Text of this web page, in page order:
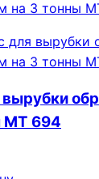
МТ 694